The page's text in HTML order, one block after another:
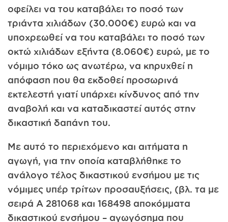
οφείλει να του καταβάλει το ποσό των
τριάντα χιλιάδων (30.000€) ευρώ και να
υποχρεωθεί να του καταβάλει το ποσό των
οκτώ χιλιάδων εξήντα (8.060€) ευρώ, με το
νόμιμο τόκο ως ανωτέρω, να κηρυχθεί η
απόφαση που θα εκδοθεί προσωρινά
εκτελεστή γιατί υπάρχει κίνδυνος από την
αναβολή και να καταδικαστεί αυτός στην
δικαστική δαπάνη του.
Με αυτό το περιεχόμενο και αιτήματα η
αγωγή, για την οποία καταβλήθηκε το
ανάλογο τέλος δικαστικού ενσήμου με τις
νόμιμες υπέρ τρίτων προσαυξήσεις, (βλ. τα με
σειρά A 281068 και 168498 αποκόμματα
δικαστικού ενσήμου – αγωγόσημα που